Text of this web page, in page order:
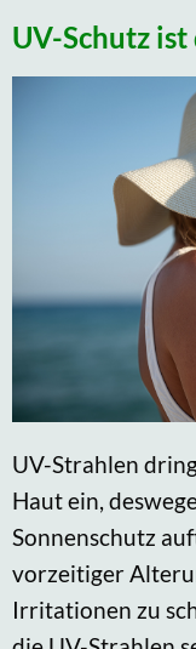
UV-Schutz ist
UV-Strahlen
Haut ein,
Sonnenschutz
vorzeitiger
Irritationen zu